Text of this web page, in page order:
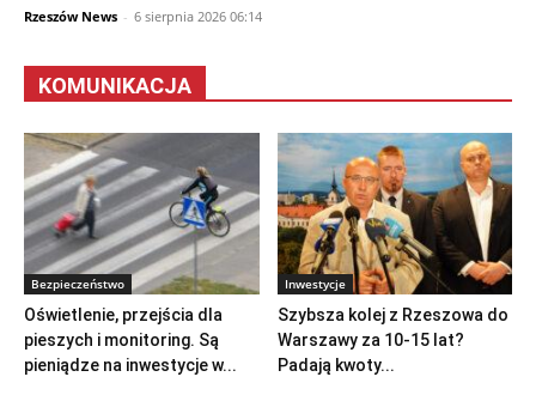
Rzeszów News - 6 sierpnia 2026 06:14
KOMUNIKACJA
Bezpieczeństwo
Oświetlenie, przejścia dla
pieszych i monitoring. Są
pieniądze na inwestycje w...
Inwestycje
Szybsza kolej z Rzeszowa do
Warszawy za 10-15 lat?
Padają kwoty...